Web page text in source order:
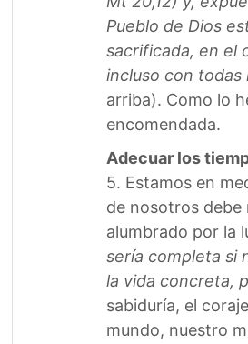
Pueblo de Dios
sacrificada, en el
incluso con todas
arriba). Como lo
encomendada.
Adecuar los
5. Estamos en
de nosotros debe
alumbrado por la
sería completa si
la vida concreta,
sabiduría, el
mundo, nuestro